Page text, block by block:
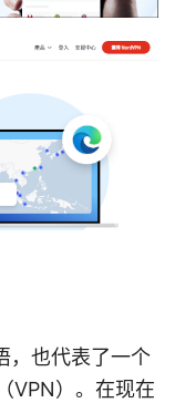
，也代表了一个
VPN）。在现在